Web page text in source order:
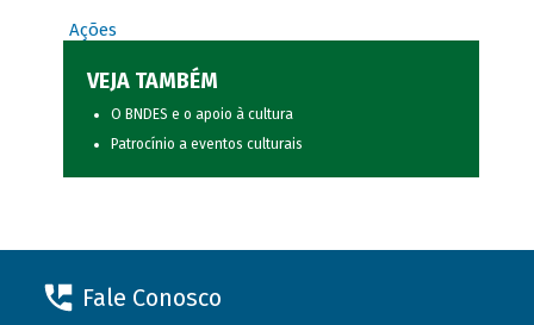
Ações
VEJA TAMBÉM
O BNDES e o apoio à cultura
Patrocínio a eventos culturais
Fale Conosco